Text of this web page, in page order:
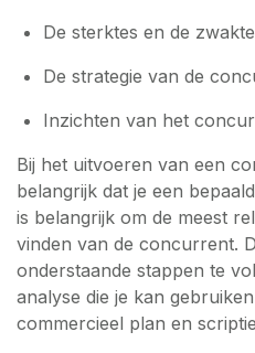
De sterktes en de
De strategie van de
Inzichten van het
Bij het uitvoeren van een
belangrijk dat je een
is belangrijk om de meest
vinden van de concurrent.
onderstaande stappen te
analyse die je kan
commercieel plan en